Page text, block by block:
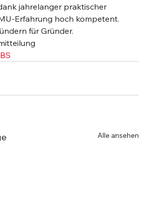
jahrelanger praktischer
Erfahrung hoch kompetent.
für Gründer.
Alle ansehen